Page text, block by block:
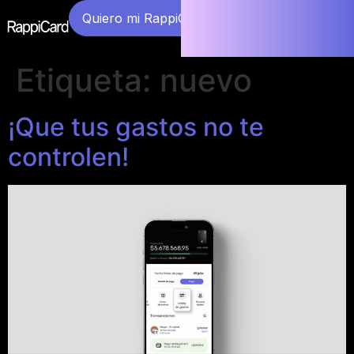
Quiero mi RappiCard
Etiqueta: nuevo
¡Que tus gastos no te
controlen!